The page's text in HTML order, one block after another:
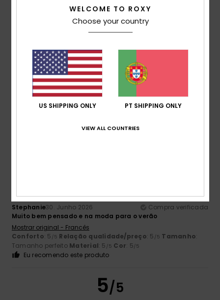
5/5
6. Julho 2026
O pedido está a demorar um pouco a chegar
Mostrar original - Alemão
Eu recomendo este produto
Stephanie30. Junho 2026
Compra verificada
Muito bem pensado e na moda para o verão
Mostrar original - Francês
Conforto: 5 /5 Relação qualidade/preço: 5 /5 Tamanho:
Tamanho perfeito Material: 5 /5 Cor: 5/5
Eu recomendo este produto
5/5
WELCOME TO ROXY
Choose your country
US SHIPPING ONLY PT SHIPPING ONLY
VIEW ALL COUNTRIES